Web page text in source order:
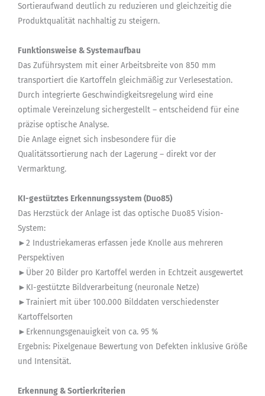
Sortieraufwand deutlich zu reduzieren und gleichzeitig die
Produktqualität nachhaltig zu steigern.
Funktionsweise & Systemaufbau
Das Zuführsystem mit einer Arbeitsbreite von 850 mm
transportiert die Kartoffeln gleichmäßig zur Verlesestation.
Durch integrierte Geschwindigkeitsregelung wird eine
optimale Vereinzelung sichergestellt – entscheidend für eine
präzise optische Analyse.
Die Anlage eignet sich insbesondere für die
Qualitätssortierung nach der Lagerung – direkt vor der
Vermarktung.
KI-gestütztes Erkennungssystem (Duo85)
Das Herzstück der Anlage ist das optische Duo85 Vision-
System:
►2 Industriekameras erfassen jede Knolle aus mehreren
Perspektiven
►Über 20 Bilder pro Kartoffel werden in Echtzeit ausgewertet
►KI-gestützte Bildverarbeitung (neuronale Netze)
►Trainiert mit über 100.000 Bilddaten verschiedenster
Kartoffelsorten
►Erkennungsgenauigkeit von ca. 95 %
Ergebnis: Pixelgenaue Bewertung von Defekten inklusive Größe
und Intensität.
Erkennung & Sortierkriterien